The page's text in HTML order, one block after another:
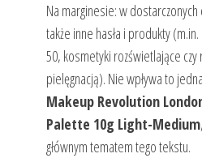
Na marginesie: w
także inne hasła i produkty
50, kosmetyki rozświetlające czy
pielęgnacją). Nie wpływa to
Makeup Revolution
Palette 10g Light-Medium
głównym tematem tego tekstu.